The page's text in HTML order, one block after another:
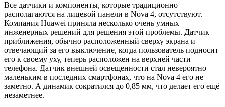
Все датчики и компоненты, которые традиционно
располагаются на лицевой панели в Nova 4, отсутствуют.
Компания Huawei приняла несколько очень умных
инженерных решений для решения этой проблемы. Датчик
приближения, обычно расположенный сверху экрана и
отвечающий за его выключение, когда пользователь подносит
его к своему уху, теперь расположен на верхней части
телефона. Датчик внешней освещенности стал невероятно
маленьким в последних смартфонах, что на Nova 4 его не
заметно. А динамик сократился до 0,85 мм, что делает его ещё
незаметнее.